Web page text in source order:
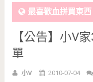
最喜歡血拼買東西
【公告】小V
單
小V 2010-07-04